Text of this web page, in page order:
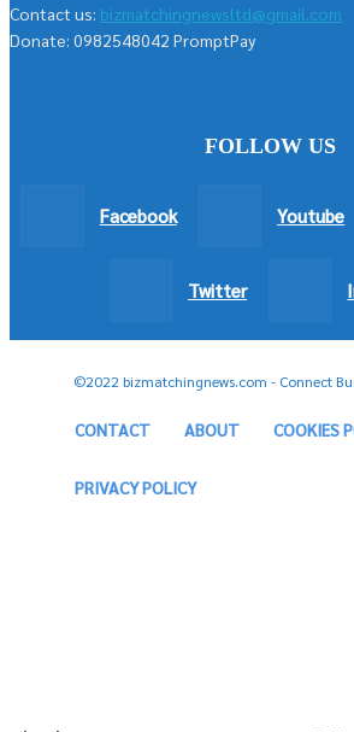
Contact us: bizmatchingnewsltd@gmail.com
Donate: 0982548042 PromptPay
FOLLOW US
Facebook Youtube
Twitter
©2022 bizmatchingnews.com - Connect
CONTACT ABOUT COOKIES
PRIVACY POLICY